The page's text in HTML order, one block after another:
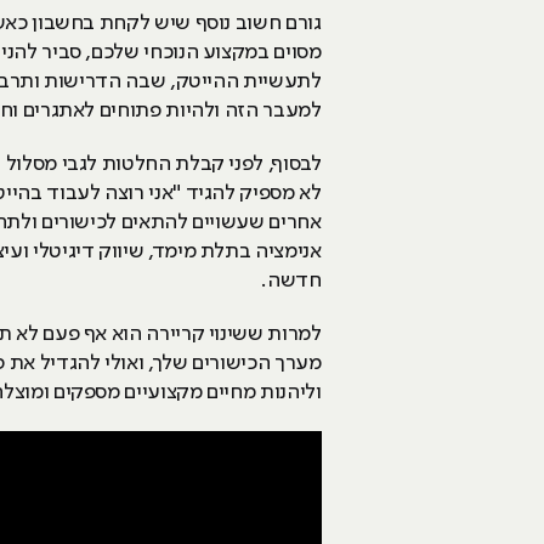
גורם חשוב נוסף שיש לקחת בחשבון
מסוים במקצוע הנוכחי שלכם, סביר
לתעשיית ההייטק, שבה הדרישות
למעבר הזה ולהיות פתוחים לאתגרים
לבסוף, לפני קבלת החלטות לגבי
לא מספיק להגיד "אני רוצה לעבוד
אחרים שעשויים להתאים לכישורים
אנימציה בתלת מימד, שיווק דיגיטלי
חדשה.
למרות ששינוי קריירה הוא אף פעם לא
מערך הכישורים שלך, ואולי להגדיל
וליהנות מחיים מקצועיים מספקים